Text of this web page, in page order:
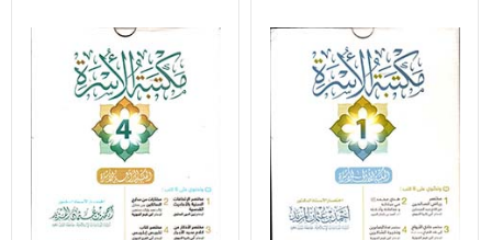
ملابس
مطرزات
عناية
بالذات
iKitab
نيل
وفرات
سياسة
الشركة
لائحة
الأمنيات